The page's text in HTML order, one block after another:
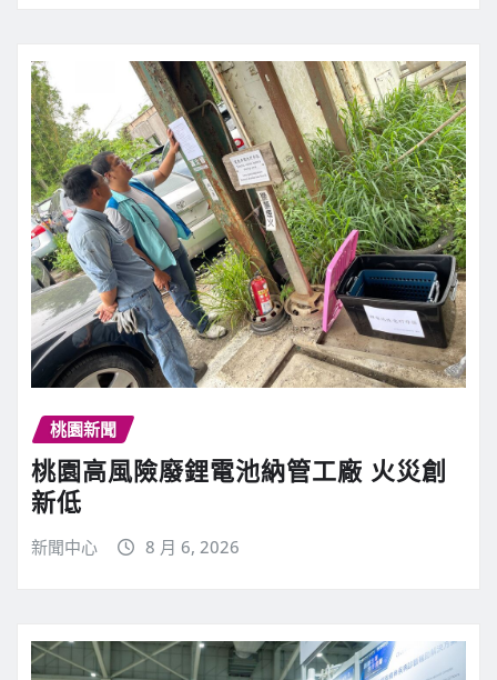
桃園新聞
桃園高風險廢鋰電池納管工廠 火災創
新低
新聞中心 8 月 6, 2026